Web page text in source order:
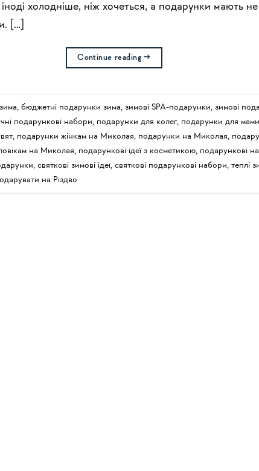
іноді холодніше, ніж хочеться, а подарунки мають
[…]
Continue reading→
, бюджетні подарунки зима, зимові SPA-подарунки, зимові
подарункові набори, подарунки для колег, подарунки для мами
, подарунки жінкам на Миколая, подарунки на Миколая,
на Миколая, подарункові ідеї з косметикою, подарункові
, святкові зимові ідеї, святкові подарункові набори, теплі
на Різдво